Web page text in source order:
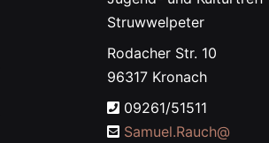
Struwwelpeter
Rodacher Str. 10
96317 Kronach
09261/51511
Samuel.Rauch@